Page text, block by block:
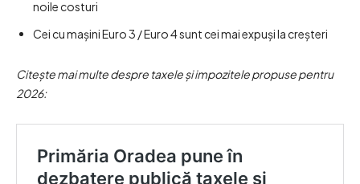
noile costuri
Cei cu mașini Euro 3 / Euro 4 sunt cei mai expuși la creșteri
Citește mai multe despre taxele și impozitele propuse pentru
2026: